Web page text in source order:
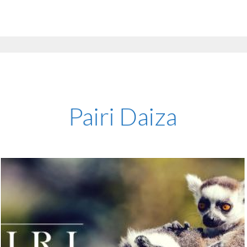
Pairi Daiza